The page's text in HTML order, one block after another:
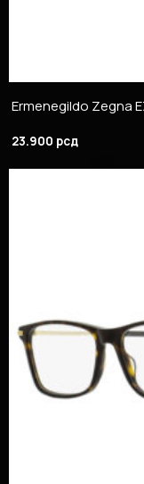
Ermenegildo Zegna
23.900 рсд